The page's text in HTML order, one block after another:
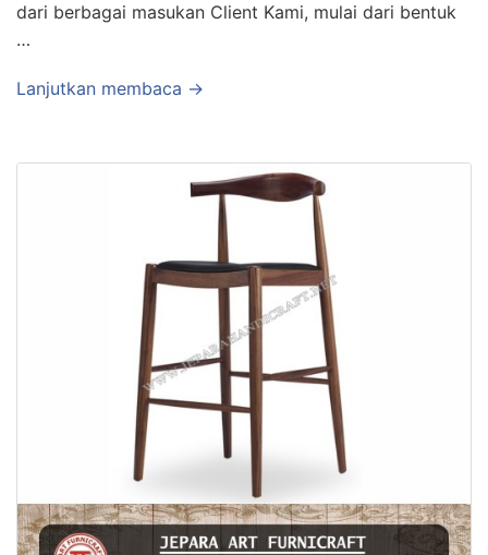
dari berbagai masukan Client Kami, mulai dari bentuk
…
Lanjutkan membaca →